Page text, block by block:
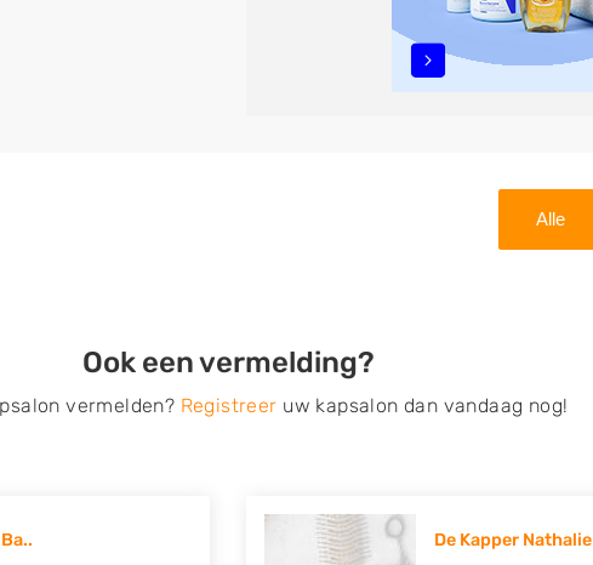
Alle
Ook een vermelding?
vermelden? Registreer uw kapsalon dan vandaag nog!
De Kapper Nathalie